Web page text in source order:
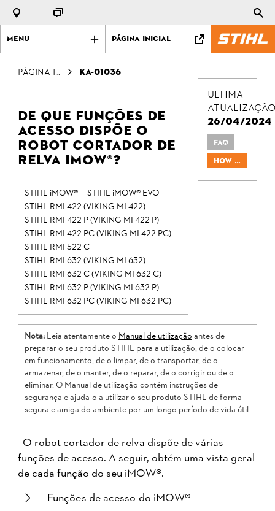
Menu Página Inicial
Página Inicial KA-01036
De que funções de
acesso dispõe o
robot cortador de
relva iMOW®?
STIHL iMOW®
STIHL iMOW® EVO
STIHL RMI 422 (VIKING MI 422)
STIHL RMI 422 P (VIKING MI 422 P)
STIHL RMI 422 PC (VIKING MI 422 PC)
STIHL RMI 522 C
STIHL RMI 632 (VIKING MI 632)
STIHL RMI 632 C (VIKING MI 632 C)
STIHL RMI 632 P (VIKING MI 632 P)
STIHL RMI 632 PC (VIKING MI 632 PC)
Ultima
atualização
26/04/2024
FAQ
How To & Tips
Nota: Leia atentamente o Manual de utilizaçãoantes de
preparar o seu produto STIHL para a utilização, de o colocar
em funcionamento, de o limpar, de o transportar, de o
armazenar, de o manter, de o reparar, de o corrigir ou de o
eliminar. O Manual de utilização contém instruções de
segurança e ajuda-o a utilizar o seu produto STIHL de forma
segura e amiga do ambiente por um longo período de vida útil
O robot cortador de relva dispõe de várias
funções de acesso. A seguir, obtém uma vista geral
de cada função do seu iMOW®.
Funções de acesso do iMOW®